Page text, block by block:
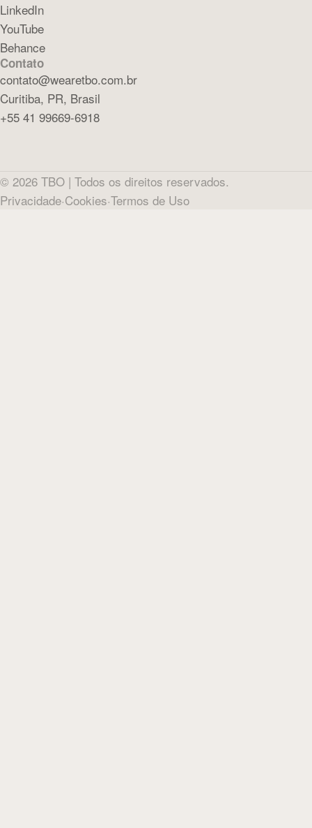
LinkedIn
YouTube
Behance
Contato
contato@wearetbo.com.br
Curitiba, PR, Brasil
+55 41 99669-6918
© 2026 TBO | Todos os direitos reservados.
Privacidade·Cookies·Termos de Uso